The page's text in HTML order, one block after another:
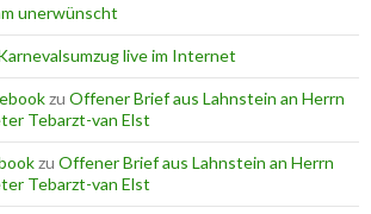
unerwünscht
live im Internet
zu Offener Brief aus Lahnstein an Herrn
Tebarzt-van Elst
zu Offener Brief aus Lahnstein an Herrn
Tebarzt-van Elst